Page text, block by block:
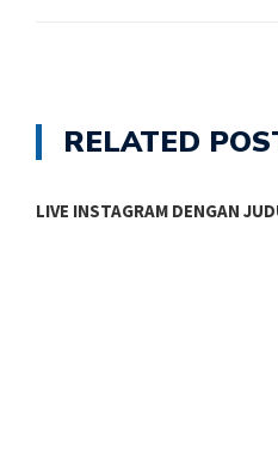
RELATED
LIVE INSTAGRAM DENGAN